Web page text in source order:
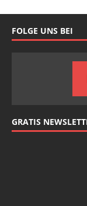
FOLGE UNS BEI
GRATIS